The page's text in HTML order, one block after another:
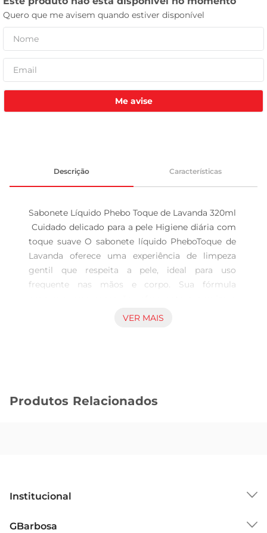
Me avise
Descrição Características
Sabonete Líquido Phebo Toque de Lavanda 320ml
Cuidado delicado para a pele Higiene diária com
toque suave O sabonete líquido PheboToque de
Lavanda oferece uma experiência de limpeza
gentil que respeita a pele, ideal para uso
frequente nas mãos e corpo. Sua fórmula
pele sem agredir, tornando a rotina de cuidado
sabonete traz uma fragrância agradável que
preferem itens com toque delicado no dia a dia.
diária das mãos e corpo, o sabonete líquido é
VER MAIS
Produtos Relacionados
Institucional
GBarbosa
tv